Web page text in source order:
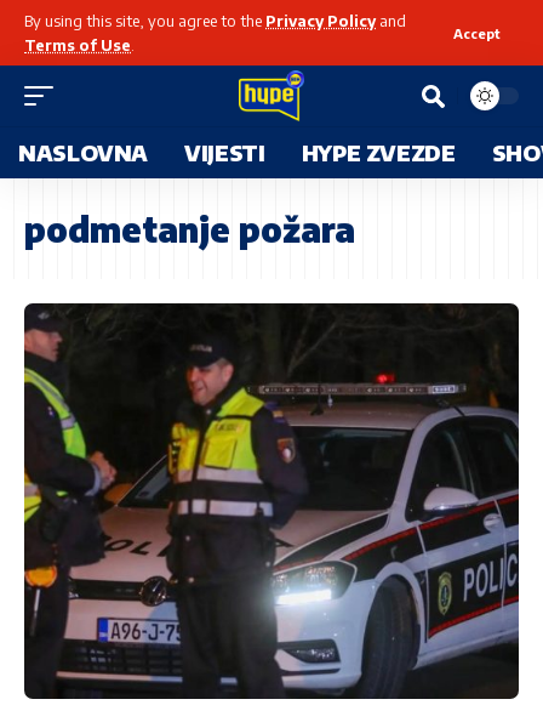
By using this site, you agree to the Privacy Policyand
Terms of Use
Accept
NASLOVNA VIJESTI HYPE ZVEZDE
podmetanje požara